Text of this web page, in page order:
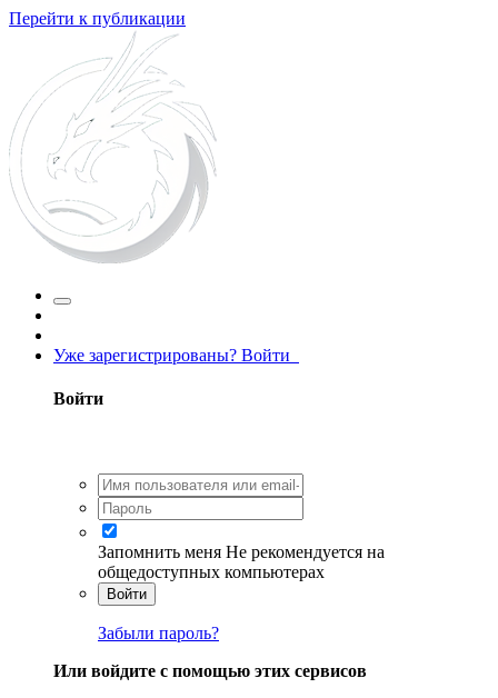
Перейти к публикации
Уже зарегистрированы? Войти
Войти
Запомнить меня Не рекомендуется на
общедоступных компьютерах
Войти
Забыли пароль?
Или войдите с помощью этих сервисов